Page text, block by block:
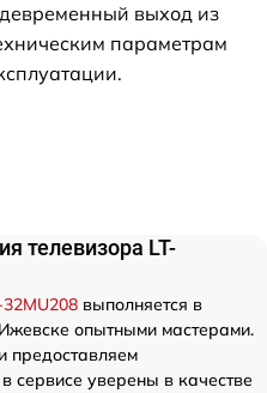
выход из
параметрам
телевизора LT-
выполняется в
опытными мастерами.
предоставляем
уверены в качестве